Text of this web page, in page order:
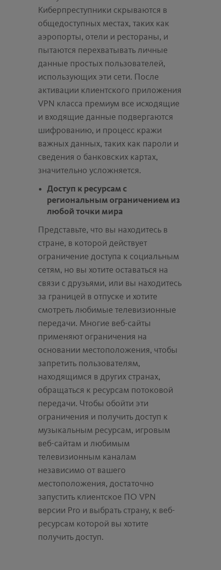
Киберпреступники скрываются в
общедоступных местах, таких как
аэропорты, отели и рестораны, и
пытаются перехватывать личные
данные простых пользователей,
использующих эти сети. После
активации клиентского приложения
VPN класса премиум все исходящие
и входящие данные подвергаются
шифрованию, и процесс кражи
важных данных, таких как пароли и
сведения о банковских картах,
значительно усложняется.
Доступ к ресурсам с
региональным ограничением из
любой точки мира
Представьте, что вы находитесь в
стране, в которой действует
ограничение доступа к социальным
сетям, но вы хотите оставаться на
связи с друзьями, или вы находитесь
за границей в отпуске и хотите
смотреть любимые телевизионные
передачи. Многие веб-сайты
применяют ограничения на
основании местоположения, чтобы
запретить пользователям,
находящимся в других странах,
обращаться к ресурсам потоковой
передачи. Чтобы обойти эти
ограничения и получить доступ к
музыкальным ресурсам, игровым
веб-сайтам и любимым
телевизионным каналам
независимо от вашего
местоположения, достаточно
запустить клиентское ПО VPN
версии Pro и выбрать страну, к веб-
ресурсам которой вы хотите
получить доступ.